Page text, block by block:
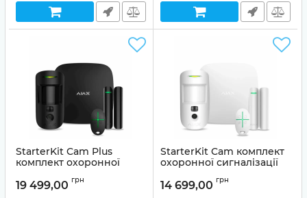
StarterKit Cam Plus
комплект охоронної
19 499,00 грн
StarterKit Cam комплект
охоронної сигналізації
Артикул: 114006
14 699,00 грн